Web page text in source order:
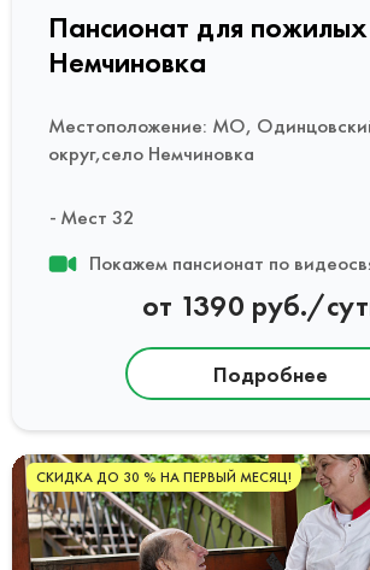
Пансионат для пожилых
Немчиновка
Местоположение: МО,
округ,село Немчиновка
Мест 32
Покажем пансионат по
от 1390 руб./
Подробнее
СКИДКА ДО 30 % НА ПЕРВЫЙ МЕСЯЦ!